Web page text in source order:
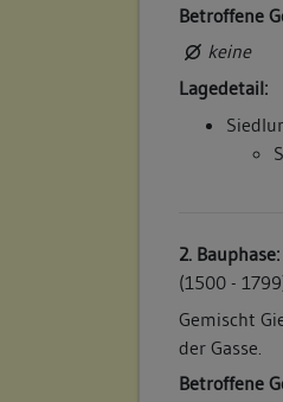
Betroffene
keine
Lagedetail:
2. Bauphase:
(1500 -
Gemischt
der Gasse.
Betroffene